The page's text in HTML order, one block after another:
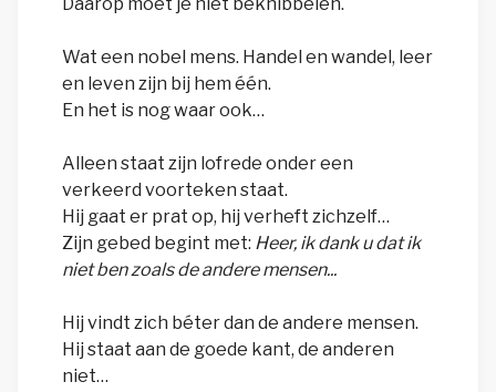
Wat een nobel mens. Handel en wandel, leer
en leven zijn bij hem één.
En het is nog waar ook…
Alleen staat zijn lofrede onder een
verkeerd voorteken staat.
Hij gaat er prat op, hij verheft zichzelf…
Zijn gebed begint met: Heer, ik dank u dat ik
niet ben zoals de andere mensen...
Hij vindt zich béter dan de andere mensen.
Hij staat aan de goede kant, de anderen
niet…